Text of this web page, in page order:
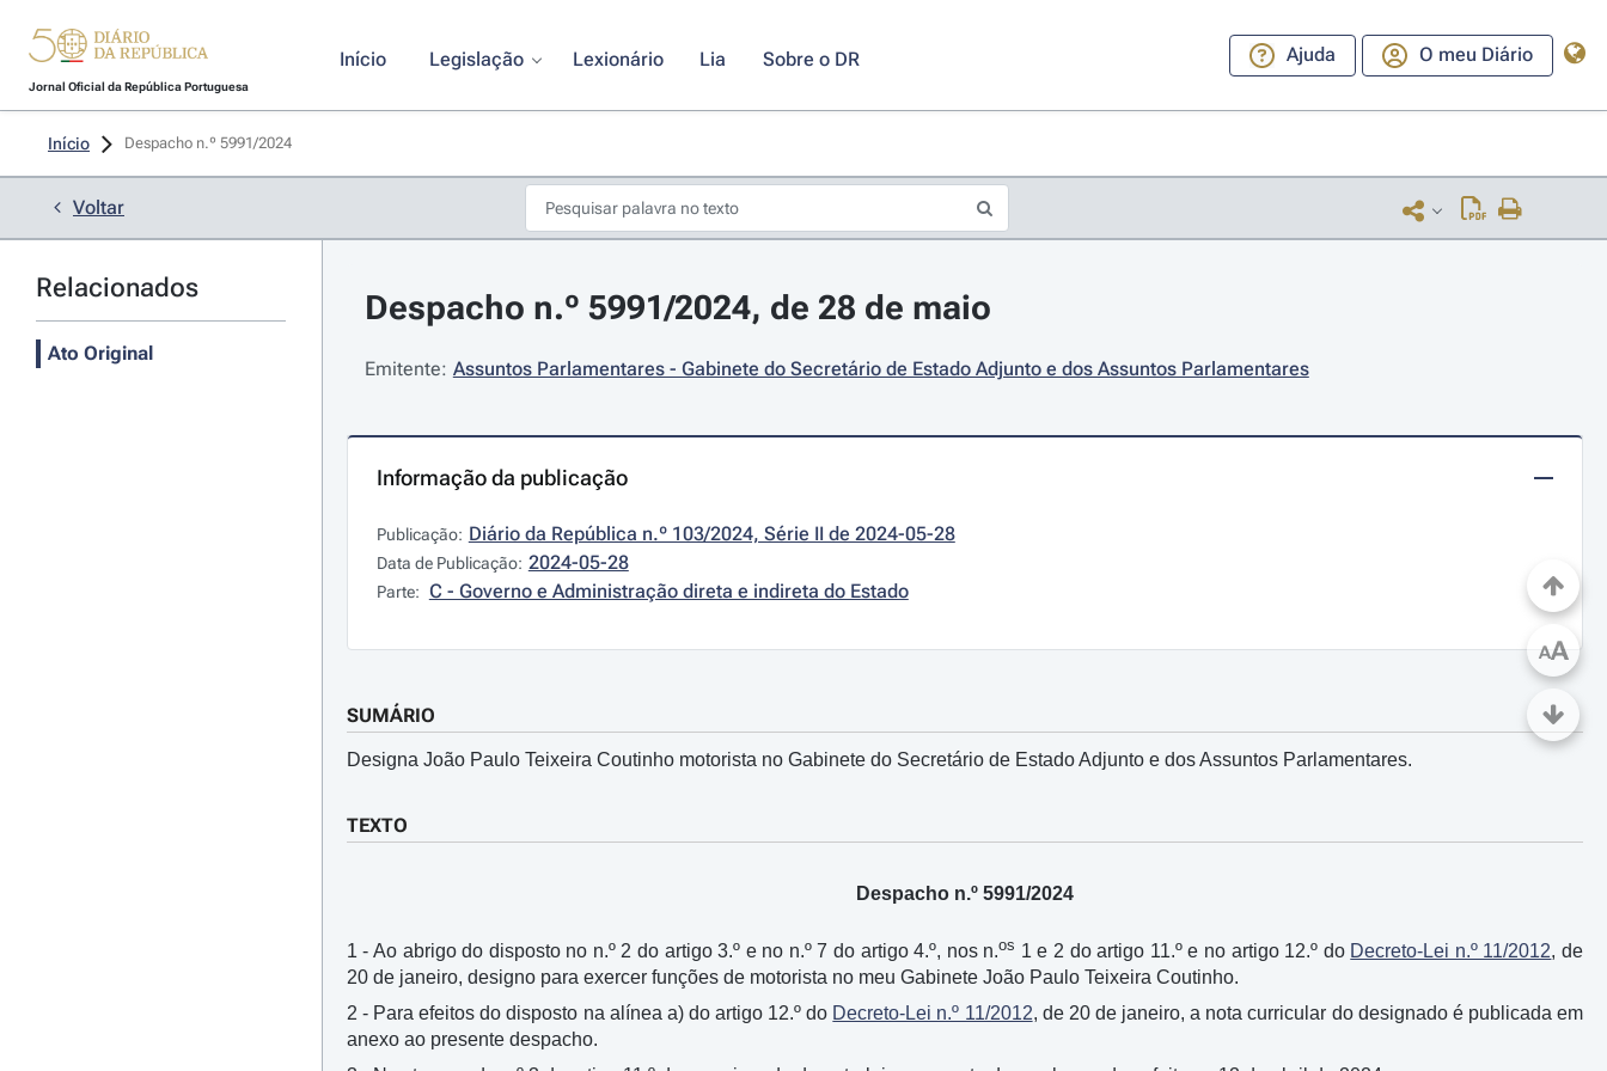
Jornal Oficial da República Portuguesa
Início Legislação Lexionário Lia Sobre o DR Ajuda O meu Diário
Início Despacho n.º 5991/2024
Voltar
Relacionados
Ato Original
Despacho n.º 5991/2024, de 28 de maio
Emitente: Assuntos Parlamentares - Gabinete do Secretário de Estado Adjunto e dos Assuntos Parlamentares
Informação da publicação
Publicação: Diário da República n.º 103/2024, Série II de 2024-05-28
Data de Publicação: 2024-05-28
Parte: C - Governo e Administração direta e indireta do Estado
SUMÁRIO
Designa João Paulo Teixeira Coutinho motorista no Gabinete do Secretário de Estado Adjunto e dos Assuntos Parlamentares.
TEXTO
Despacho n.º 5991/2024
1 - Ao abrigo do disposto no n.º 2 do artigo 3.º e no n.º 7 do artigo 4.º, nos n.os 1 e 2 do artigo 11.º e no artigo 12.º do Decreto-Lei n.º 11/2012, de
20 de janeiro, designo para exercer funções de motorista no meu Gabinete João Paulo Teixeira Coutinho.
2 - Para efeitos do disposto na alínea a) do artigo 12.º do Decreto-Lei n.º 11/2012, de 20 de janeiro, a nota curricular do designado é publicada em
anexo ao presente despacho.
AA